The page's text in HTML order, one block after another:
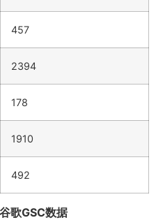
457
2394
178
1910
492
歌GSC数据